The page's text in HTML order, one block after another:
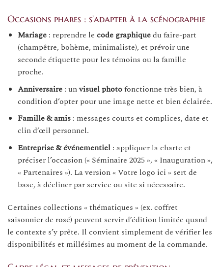
Occasions phares : s’adapter à la scénographie
Mariage: reprendre le code graphiquedu faire-part
(champêtre, bohème, minimaliste), et prévoir une
seconde étiquette pour les témoins ou la famille
proche.
Anniversaire: unvisuel photofonctionne très bien, à
condition d’opter pour une image nette et bien éclairée.
Famille & amis: messages courts et complices, date et
clin d’œil personnel.
Entreprise & événementiel: appliquer la charte et
préciser l’occasion (« Séminaire 2025 », « Inauguration »,
« Partenaires »). La version « Votre logo ici » sert de
base, à décliner par service ou site si nécessaire.
Certaines collections « thématiques » (ex. coffret
saisonnier de rosé) peuvent servir d’édition limitée quand
le contexte s’y prête. Il convient simplement de vérifier les
disponibilités et millésimes au moment de la commande.